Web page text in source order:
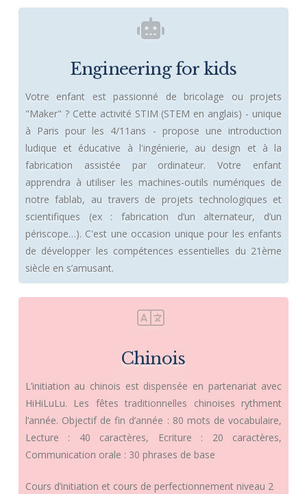
Engineering for kids
Votre enfant est passionné de bricolage ou projets
"Maker" ? Cette activité STIM (STEM en anglais) - unique
à Paris pour les 4/11ans - propose une introduction
ludique et éducative à l'ingénierie, au design et à la
fabrication assistée par ordinateur. Votre enfant
apprendra à utiliser les machines-outils numériques de
notre fablab, au travers de projets technologiques et
scientifiques (ex : fabrication d’un alternateur, d’un
périscope…). C'est une occasion unique pour les enfants
de développer les compétences essentielles du 21ème
siècle en s’amusant.
Chinois
L’initiation au chinois est dispensée en partenariat avec
HiHiLuLu. Les fêtes traditionnelles chinoises rythment
l’année. Objectif de fin d’année : 80 mots de vocabulaire,
Lecture : 40 caractères, Ecriture : 20 caractères,
Communication orale : 30 phrases de base
Cours d’initiation et cours de perfectionnement niveau 2